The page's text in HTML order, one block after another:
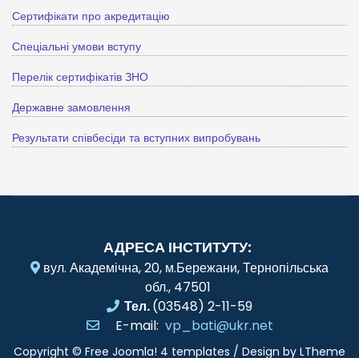
Сертифікати про акредитацію
Спеціальні умови вступу
Перелік сертифікатів ЗНО
Державне замовлення
Результати співбесіди та вступних випробувань
АДРЕСА ІНСТИТУТУ:
вул. Академічна, 20, м.Бережани, Тернопільська
обл., 47501
Тел.(03548) 2-11-59
E-mail: vp_bati@ukr.net
Copyright © Free Joomla! 4 templates / Design by LTheme